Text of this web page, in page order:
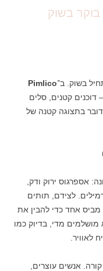
בוקר בשוק
בשוק. ב־Pimlico
דוכנים קטנים, סלים
בתצוגה קטנה של
אספרגוס ירוק ודק,
לצידם, תותים
מביס אחד כדי להבין את
מושלמים מדי, בדיוק כמו
לאוויר.
אנשים עוצרים,